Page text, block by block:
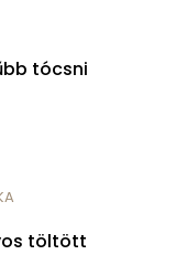
tócsni
töltött